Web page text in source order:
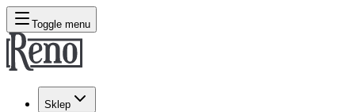
Toggle menu
Sklep